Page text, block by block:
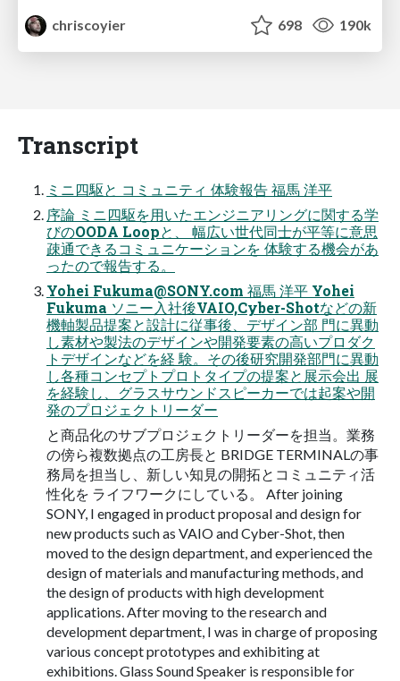
chriscoyier
698 190k
Transcript
ミニ四駆と コミュニティ 体験報告 福馬 洋平
序論 ミニ四駆を用いたエンジニアリングに関する学
びのOODA Loopと、 幅広い世代同士が平等に意思
疎通できるコミュニケーションを 体験する機会があ
ったので報告する。
Yohei Fukuma@SONY.com 福馬 洋平 Yohei
Fukuma ソニー入社後VAIO,Cyber-Shotなどの新
機軸製品提案と設計に従事後、デザイン部 門に異動
し素材や製法のデザインや開発要素の高いプロダク
トデザインなどを経 験。その後研究開発部門に異動
し各種コンセプトプロトタイプの提案と展示会出 展
を経験し、グラスサウンドスピーカーでは起案や開
発のプロジェクトリーダー
と商品化のサブプロジェクトリーダーを担当。業務
の傍ら複数拠点の工房長と BRIDGE TERMINALの事
務局を担当し、新しい知見の開拓とコミュニティ活
性化を ライフワークにしている。 After joining
SONY, I engaged in product proposal and design for
new products such as VAIO and Cyber-Shot, then
moved to the design department, and experienced the
design of materials and manufacturing methods, and
the design of products with high development
applications. After moving to the research and
development department, I was in charge of proposing
various concept prototypes and exhibiting at
exhibitions. Glass Sound Speaker is responsible for